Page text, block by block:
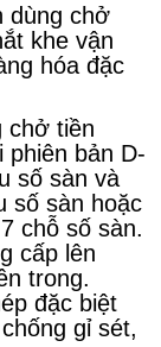
dùng chở
khe vận
hóa đặc
tiền
bản D-
số sàn và
số sàn hoặc
chỗ số sàn.
cấp lên
trong.
đặc biệt
gỉ sét,